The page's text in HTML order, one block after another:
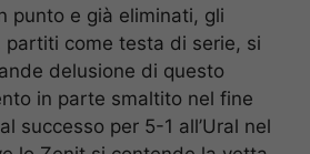
punto e già eliminati, gli
partiti come testa di serie, si
delusione di questo
in parte smaltito nel fine
successo per 5-1 all’Ural nel